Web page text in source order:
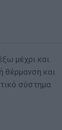
μέχρι και
θέρμανση και
σύστημα